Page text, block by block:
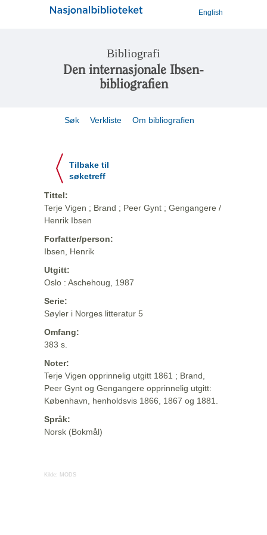
English
Bibliografi
Den internasjonale Ibsen-
bibliografien
Søk Verkliste Om bibliografien
Tilbake til
søketreff
Tittel:
Terje Vigen ; Brand ; Peer Gynt ; Gengangere /
Henrik Ibsen
Forfatter/person:
Ibsen, Henrik
Utgitt:
Oslo : Aschehoug, 1987
Serie:
Søyler i Norges litteratur 5
Omfang:
383 s.
Noter:
Terje Vigen opprinnelig utgitt 1861 ; Brand,
Peer Gynt og Gengangere opprinnelig utgitt:
København, henholdsvis 1866, 1867 og 1881.
Språk:
Norsk (Bokmål)
Kilde: MODS